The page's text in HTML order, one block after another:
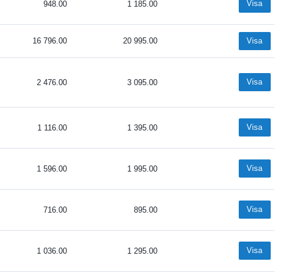
948.00 1 185.00 Visa
16 796.00 20 995.00 Visa
2 476.00 3 095.00 Visa
1 116.00 1 395.00 Visa
1 596.00 1 995.00 Visa
716.00 895.00 Visa
1 036.00 1 295.00 Visa